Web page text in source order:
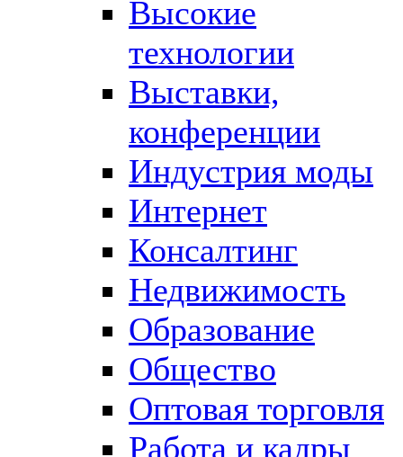
Высокие
технологии
Выставки,
конференции
Индустрия моды
Интернет
Консалтинг
Недвижимость
Образование
Общество
Оптовая торговля
Работа и кадры